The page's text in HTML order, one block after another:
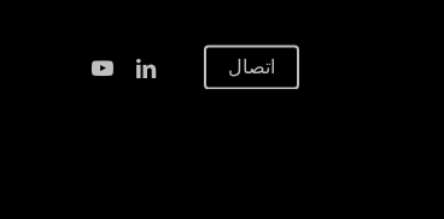
ينكدين يوتيوب اتصال